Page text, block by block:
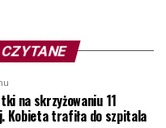
na skrzyżowaniu 11
Kobieta trafiła do szpitala